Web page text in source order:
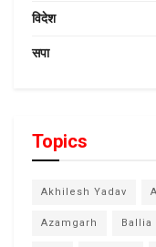
विदेश
सपा
Topics
Akhilesh Yadav
Azamgarh Ballia